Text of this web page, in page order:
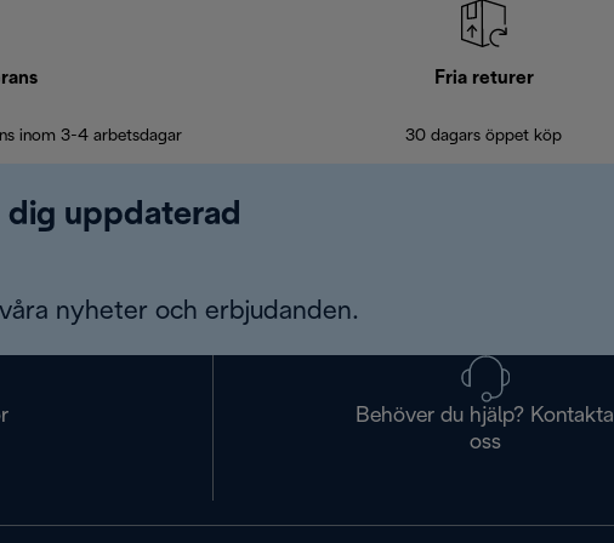
inom 3-4 arbetsdagar
Fria returer
30 dagars öppet köp
dig uppdaterad
nyheter och erbjudanden.
Behöver du hjälp? Kontakta
oss